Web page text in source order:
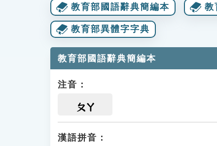
教育部國語辭典簡編本 教
教育部異體字字典
教育部國語辭典簡編本
注音：
ㄆㄚ
漢語拼音：